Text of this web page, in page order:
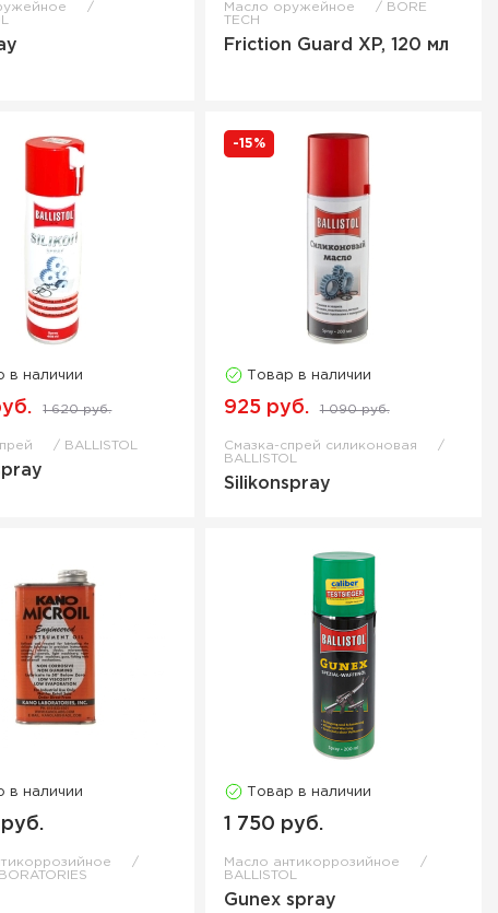
Масло оружейное
BORE
TECH
Friction Guard XP, 120 мл
в наличии
1 620 руб.
BALLISTOL
-15%
Товар в наличии
925 руб. 1 090 руб.
Смазка-спрей силиконовая
BALLISTOL
Silikonspray
в наличии Товар в наличии
1 750 руб.
Масло антикоррозийное
BALLISTOL
Gunex spray